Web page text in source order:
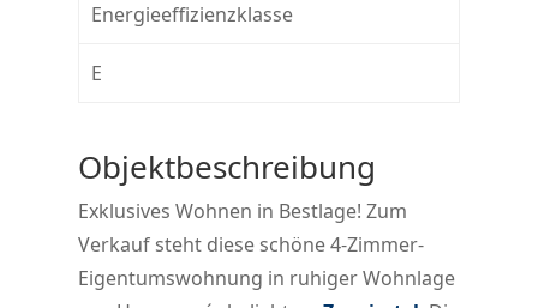
Energieeffizienzklasse
E
Objektbeschreibung
Exklusives Wohnen in Bestlage! Zum
Verkauf steht diese schöne 4-Zimmer-
Eigentumswohnung in ruhiger Wohnlage